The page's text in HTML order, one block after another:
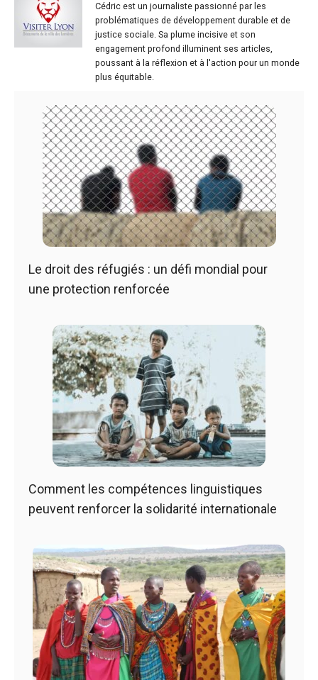
Cédric est un journaliste passionné par les
problématiques de développement durable et de
justice sociale. Sa plume incisive et son
engagement profond illuminent ses articles,
poussant à la réflexion et à l'action pour un monde
plus équitable.
Le droit des réfugiés : un défi mondial pour
une protection renforcée
Comment les compétences linguistiques
peuvent renforcer la solidarité internationale